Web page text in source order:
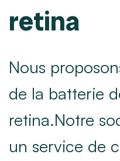
retina
Nous
de la batterie
retina.Notre
un service de